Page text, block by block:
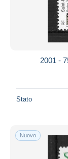
2001 -
Stato
Nuovo